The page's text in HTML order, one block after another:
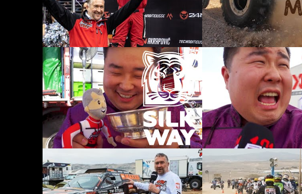
MULTIMEDIA
GALERIA
RAFAŁ SONIK W
MEDIACH
KALENDARZ 2021
PARTNERZY
POLITYKA PRYWATNOŚCI